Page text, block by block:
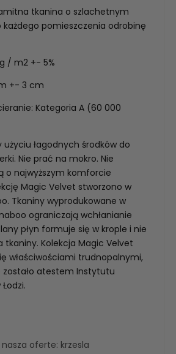
tkanina o szlachetnym
każdego pomieszczenia odrobinę
/ m2 +- 5%
+- 3 cm
Kategoria A (60 000
użyciu łagodnych środków do
Nie prać na mokro. Nie
o najwyższym komforcie
Magic Velvet stworzono w
Tkaniny wyprodukowane w
ograniczają wchłanianie
płyn formuje się w krople i nie
tkaniny. Kolekcja Magic Velvet
właściwościami trudnopalnymi,
atestem Instytutu
nasza oferte: krzesla